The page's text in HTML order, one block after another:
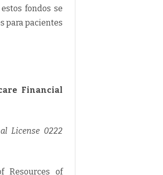
fondos se
para pacientes
Financial
License 0222
Resources of